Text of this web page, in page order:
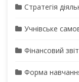
Стратегія
Учнівське
Фінансовий звіт
Форма